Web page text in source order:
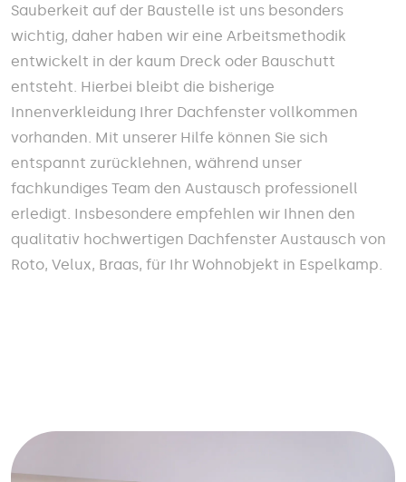
Sauberkeit auf der Baustelle ist uns besonders
wichtig, daher haben wir eine Arbeitsmethodik
entwickelt in der kaum Dreck oder Bauschutt
entsteht. Hierbei bleibt die bisherige
Innenverkleidung Ihrer Dachfenster vollkommen
vorhanden. Mit unserer Hilfe können Sie sich
entspannt zurücklehnen, während unser
fachkundiges Team den Austausch professionell
erledigt. Insbesondere empfehlen wir Ihnen den
qualitativ hochwertigen Dachfenster Austausch von
Roto, Velux, Braas, für Ihr Wohnobjekt in Espelkamp.